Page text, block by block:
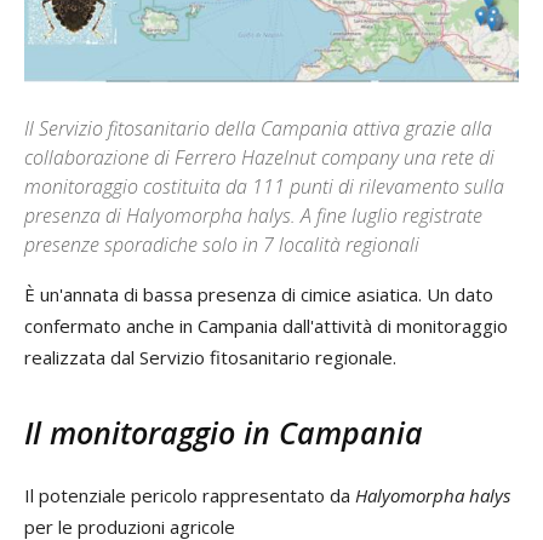
Il Servizio fitosanitario della Campania attiva grazie alla
collaborazione di Ferrero Hazelnut company una rete di
monitoraggio costituita da 111 punti di rilevamento sulla
presenza di Halyomorpha halys. A fine luglio registrate
presenze sporadiche solo in 7 località regionali
È un'annata di bassa presenza di cimice asiatica. Un dato
confermato anche in Campania dall'attività di monitoraggio
realizzata dal Servizio fitosanitario regionale.
Il monitoraggio in Campania
Il potenziale pericolo rappresentato da Halyomorpha halys
per le produzioni agricole